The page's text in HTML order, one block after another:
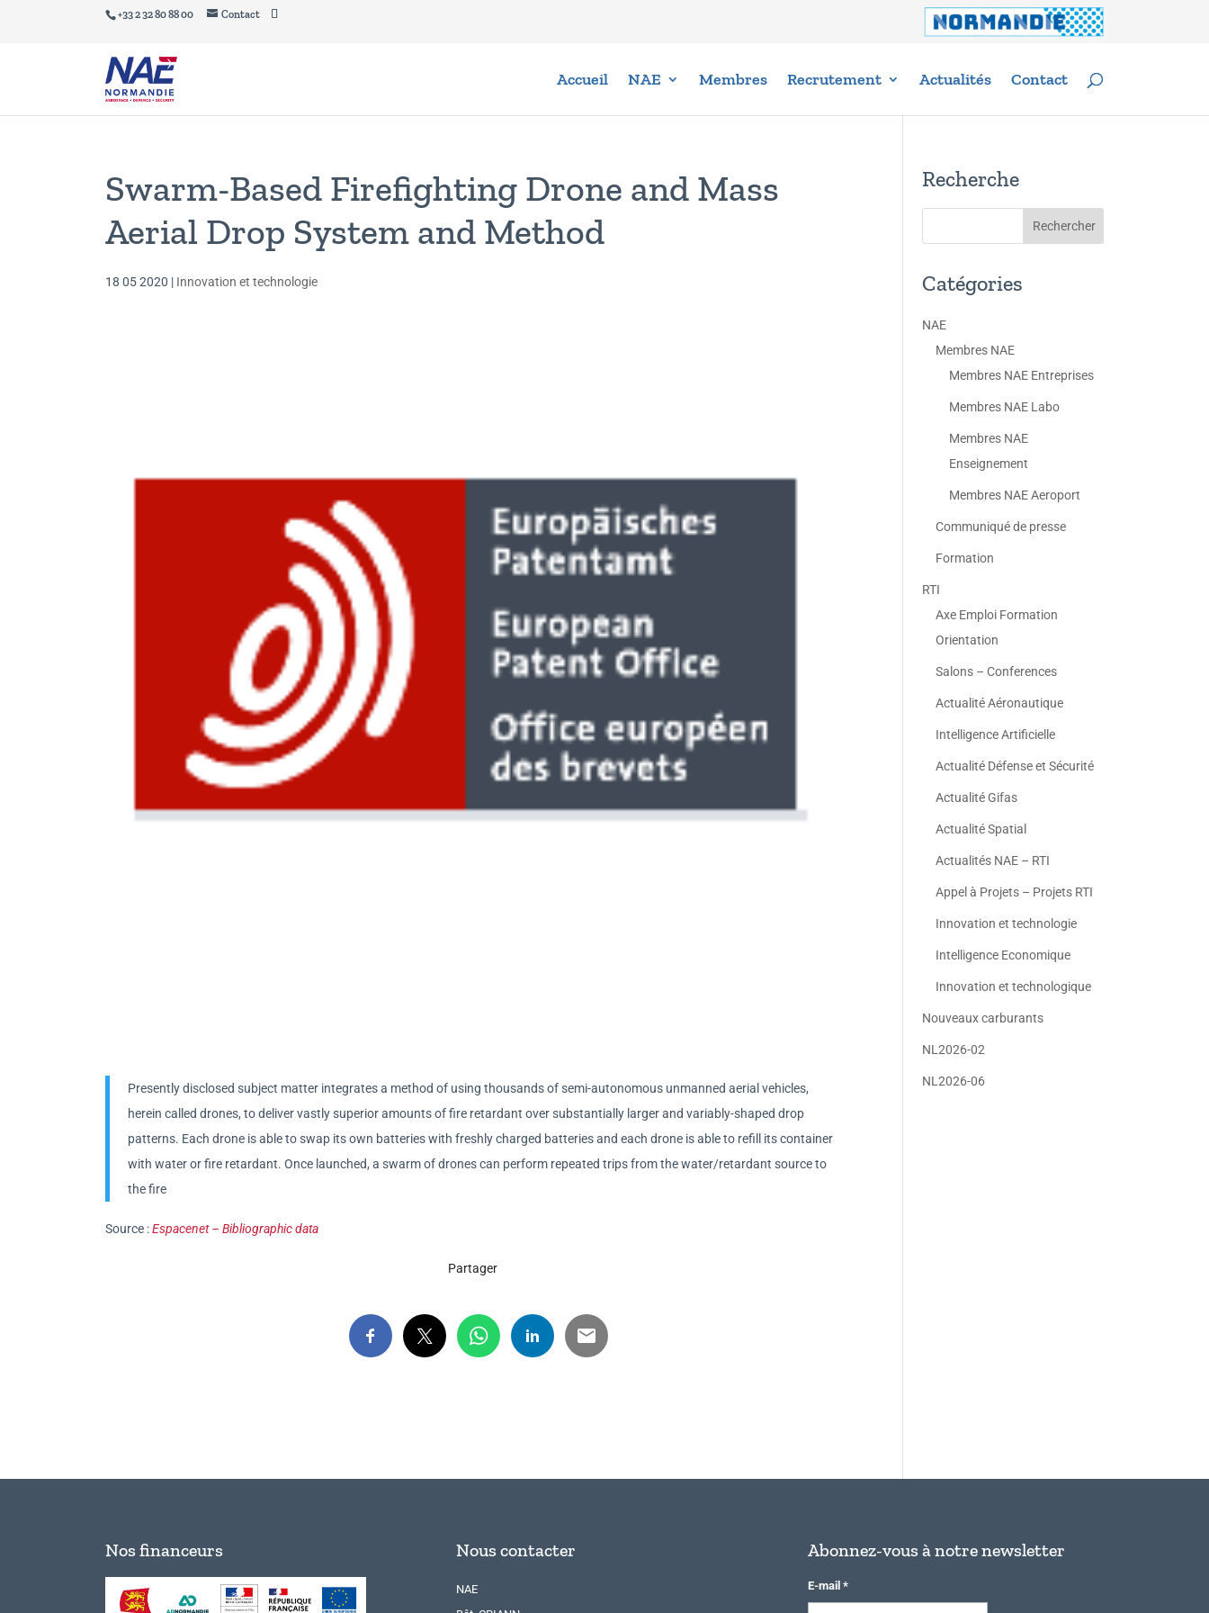
+33 2 32 80 88 00 Contact
Accueil NAE Membres Recrutement Actualités Contact
Swarm-Based Firefighting Drone and Mass
Aerial Drop System and Method
18 05 2020 | Innovation et technologie
Presently disclosed subject matter integrates a method of using thousands of semi-autonomous unmanned aerial vehicles,
herein called drones, to deliver vastly superior amounts of fire retardant over substantially larger and variably-shaped drop
patterns. Each drone is able to swap its own batteries with freshly charged batteries and each drone is able to refill its container
with water or fire retardant. Once launched, a swarm of drones can perform repeated trips from the water/retardant source to
the fire
Source :Espacenet – Bibliographic data
Partager
Recherche
Catégories
NAE
Membres NAE
Membres NAE Entreprises
Membres NAE Labo
Membres NAE
Enseignement
Membres NAE Aeroport
Communiqué de presse
Formation
RTI
Axe Emploi Formation
Orientation
Salons – Conferences
Actualité Aéronautique
Intelligence Artificielle
Actualité Défense et Sécurité
Actualité Gifas
Actualité Spatial
Actualités NAE – RTI
Appel à Projets – Projets RTI
Innovation et technologie
Intelligence Economique
Innovation et technologique
Nouveaux carburants
NL2026-02
NL2026-06
Nos financeurs Nous contacter
NAE
Abonnez-vous à notre newsletter
E-mail *